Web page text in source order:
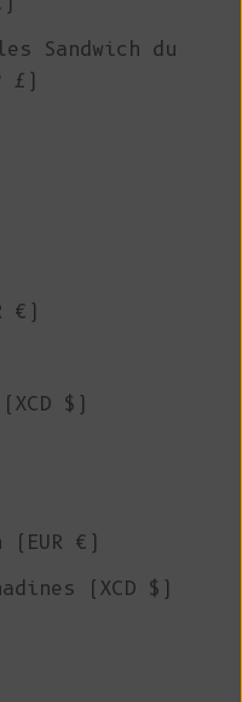
Sandwich du
£)
€)
$)
€)
(XCD $)